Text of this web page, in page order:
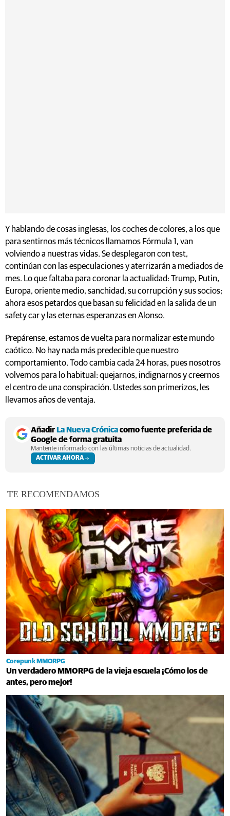
Y hablando de cosas inglesas, los coches de colores, a los que
para sentirnos más técnicos llamamos Fórmula 1, van
volviendo a nuestras vidas. Se desplegaron con test,
continúan con las especulaciones y aterrizarán a mediados de
mes. Lo que faltaba para coronar la actualidad: Trump, Putin,
Europa, oriente medio, sanchidad, su corrupción y sus socios;
ahora esos petardos que basan su felicidad en la salida de un
safety car y las eternas esperanzas en Alonso.
Prepárense, estamos de vuelta para normalizar este mundo
caótico. No hay nada más predecible que nuestro
comportamiento. Todo cambia cada 24 horas, pues nosotros
volvemos para lo habitual: quejarnos, indignarnos y creernos
el centro de una conspiración. Ustedes son primerizos, les
llevamos años de ventaja.
Añadir La Nueva Crónicacomo fuente preferida de
Google de forma gratuita
Mantente informado con las últimas noticias de actualidad.
ACTIVAR AHORA
TE RECOMENDAMOS
Corepunk MMORPG
Un verdadero MMORPG de la vieja escuela ¡Cómo los de
antes, pero mejor!